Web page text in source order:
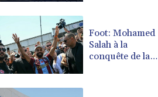
Foot: Mohamed
Salah à la
conquête de la